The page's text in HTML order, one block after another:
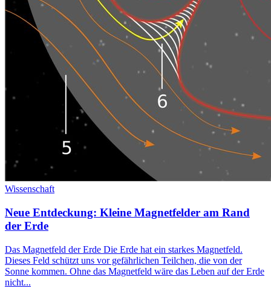
Wissenschaft
Neue Entdeckung: Kleine Magnetfelder am Rand
der Erde
Das Magnetfeld der Erde Die Erde hat ein starkes Magnetfeld.
Dieses Feld schützt uns vor gefährlichen Teilchen, die von der
Sonne kommen. Ohne das Magnetfeld wäre das Leben auf der Erde
nicht...